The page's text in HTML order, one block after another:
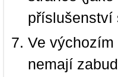
příslušenství
Ve
nemají